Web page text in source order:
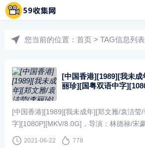
您当前的位置： 首页 > TAG信息列
[中国香港][1989][我未
丽珍][国粤双语中字
[中国香港][1989][我未成年][郑文雅/袁洁莹
字][1080P][MKV/8.0G]，导演：林德禄/宋
2021-06-22 778